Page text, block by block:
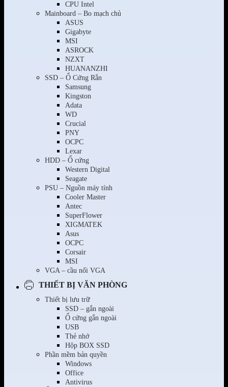
CPU Intel
Mainboard – Bo mạch chủ
ASUS
Gigabyte
MSI
ASROCK
NZXT
HUANANZHI
SSD – Ổ Cứng Rắn
Samsung
Kingston
Adata
WD
Crucial
PNY
OCPC
Lexar
HDD – Ổ cứng
Western Digital
Seagate
PSU – Nguồn máy tính
Cooler Master
Antec
SuperFlower
XIGMATEK
Asus
OCPC
Corsair
MSI
VGA – cầu nối VGA
THIẾT BỊ VĂN PHÒNG
Thiết bị lưu trữ
SSD – gắn ngoài
Ổ cứng gắn ngoài
USB
Thẻ nhớ
Hộp BOX SSD
Phần mềm bản quyền
Windows
Office
Antivirus